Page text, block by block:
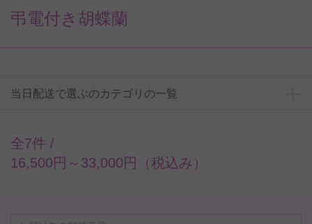
弔電付き胡蝶蘭
当日配送で選ぶのカテゴリの一覧
全7件 /
16,500円～33,000円（税込み）